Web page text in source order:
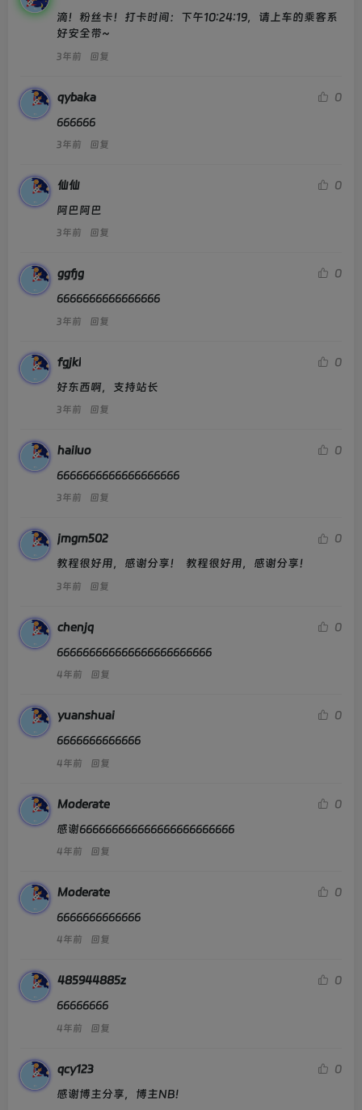
滴！粉丝卡！打卡时间：下午10:24:19，请上车的乘客系
好安全带~
3年前 回复
qybaka
0
666666
3年前 回复
仙仙
0
阿巴阿巴
3年前 回复
ggfjg
0
6666666666666666
3年前 回复
fgjkl
0
好东西啊，支持站长
3年前 回复
hailuo
0
6666666666666666666
3年前 回复
jmgm502
0
教程很好用，感谢分享！  教程很好用，感谢分享！
3年前 回复
chenjq
0
666666666666666666666666
4年前 回复
yuanshuai
0
6666666666666
4年前 回复
Moderate
0
感谢666666666666666666666666
4年前 回复
Moderate
0
6666666666666
4年前 回复
485944885z
0
66666666
4年前 回复
qcy123
0
感谢博主分享，博主NB!